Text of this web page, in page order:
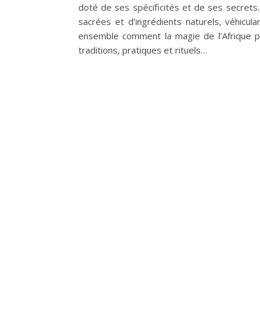
doté de ses spécificités et de ses
sacrées et d’ingrédients naturels,
ensemble comment la magie de
traditions, pratiques et rituels…